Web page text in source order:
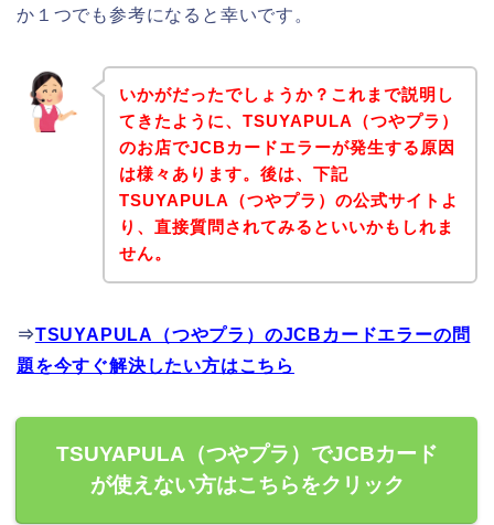
か１つでも参考になると幸いです。
いかがだったでしょうか？これまで説明し
てきたように、TSUYAPULA（つやプラ）
のお店でJCBカードエラーが発生する原因
は様々あります。後は、下記
TSUYAPULA（つやプラ）の公式サイトよ
り、直接質問されてみるといいかもしれま
せん。
⇒TSUYAPULA（つやプラ）のJCBカードエラーの問
題を今すぐ解決したい方はこちら
TSUYAPULA（つやプラ）でJCBカード
が使えない方はこちらをクリック